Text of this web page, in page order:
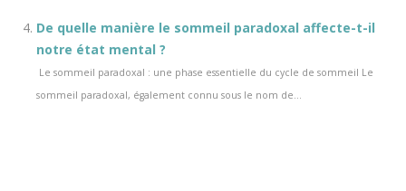
De quelle manière le sommeil paradoxal affecte-t-il
notre état mental ?
Le sommeil paradoxal : une phase essentielle du cycle de sommeil Le
sommeil paradoxal, également connu sous le nom de...